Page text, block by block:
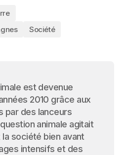
Société
est devenue
2010 grâce aux
par des lanceurs
animale agitait
société bien avant
intensifs et des